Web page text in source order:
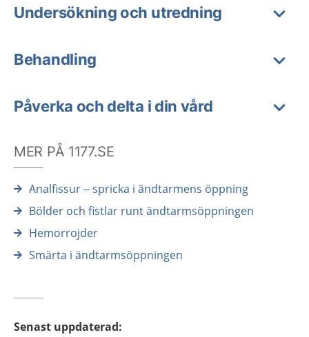
Undersökning och utredning
Behandling
Påverka och delta i din vård
MER PÅ 1177.SE
Analfissur – spricka i ändtarmens öppning
Bölder och fistlar runt ändtarmsöppningen
Hemorrojder
Smärta i ändtarmsöppningen
Senast uppdaterad: